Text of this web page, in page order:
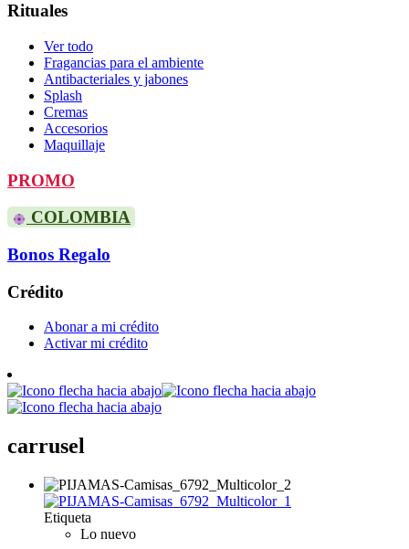
Rituales
Ver todo
Fragancias para el ambiente
Antibacteriales y jabones
Splash
Cremas
Accesorios
Maquillaje
PROMO
COLOMBIA
Bonos Regalo
Crédito
Abonar a mi crédito
Activar mi crédito
carrusel
Etiqueta
Lo nuevo